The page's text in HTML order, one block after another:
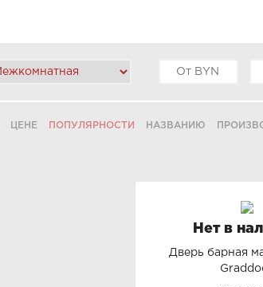
ЦЕНЕ ПОПУЛЯРНОСТИ НАЗВАНИЮ
Нет в
Дверь барная